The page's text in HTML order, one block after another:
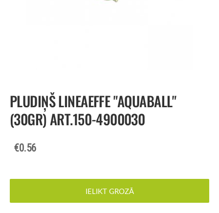
PLUDIŅŠ LINEAEFFE "AQUABALL"
(30GR) ART.150-4900030
€0.56
IELIKT GROZĀ